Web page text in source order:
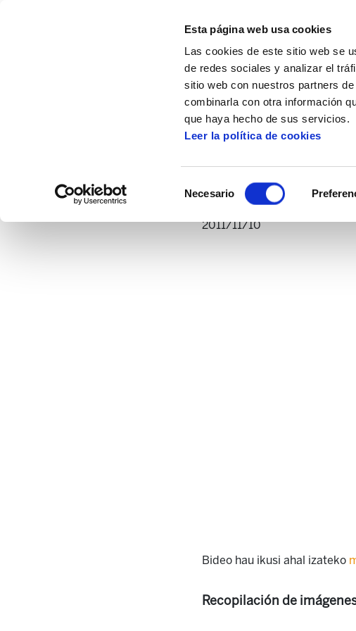
Esta página web usa cookies
Las cookies de este sitio web se
de redes sociales y analizar el
sitio web con nuestros partners
combinarla con otra información
que haya hecho de sus servicios.
Leer la política de cookies
Necesario
Vídeos Cenenario en
2011/11/10
Bideo hau ikusi ahal izateko
Recopilación de